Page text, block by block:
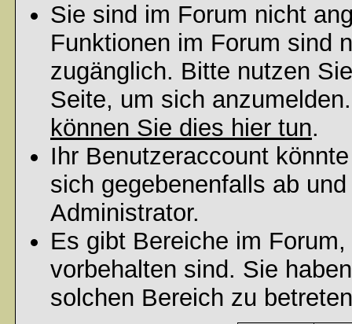
Sie sind im Forum nicht
Funktionen im Forum sind
zugänglich. Bitte nutzen
Seite, um sich
können Sie dies hier tun.
Ihr Benutzeraccount
sich gegebenenfalls ab
Administrator.
Es gibt Bereiche im
vorbehalten sind. Sie
solchen Bereich zu